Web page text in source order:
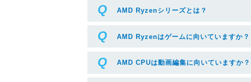
AMD Ryzenシリーズとは？
AMD Ryzenはゲームに向いていますか？
AMD CPUは動画編集に向いていますか？